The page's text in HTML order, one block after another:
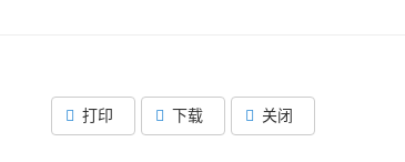
打印 下载 关闭